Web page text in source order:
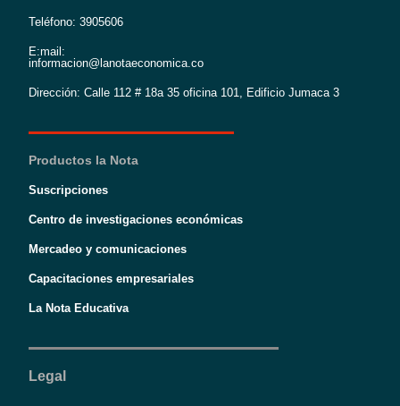
Teléfono: 3905606
E:mail:
informacion@lanotaeconomica.co
Dirección: Calle 112 # 18a 35 oficina 101, Edificio Jumaca 3
Productos la Nota
Suscripciones
Centro de investigaciones económicas
Mercadeo y comunicaciones
Capacitaciones empresariales
La Nota Educativa
Legal